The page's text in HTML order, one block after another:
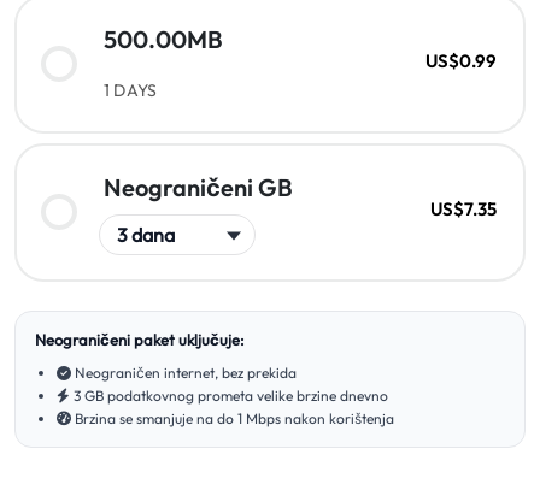
500.00MB
1 DAYS
US$0.99
Neograničeni GB
US$7.35
Neograničeni paket uključuje:
Neograničen internet, bez prekida
3 GB podatkovnog prometa velike brzine dnevno
Brzina se smanjuje na do 1 Mbps nakon korištenja